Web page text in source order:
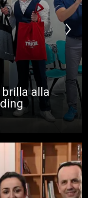
brilla alla